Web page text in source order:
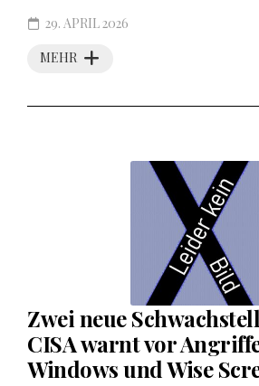
MEHR
29. APRIL 2026
Zwei neue
CISA warnt vor
Windows und Wise